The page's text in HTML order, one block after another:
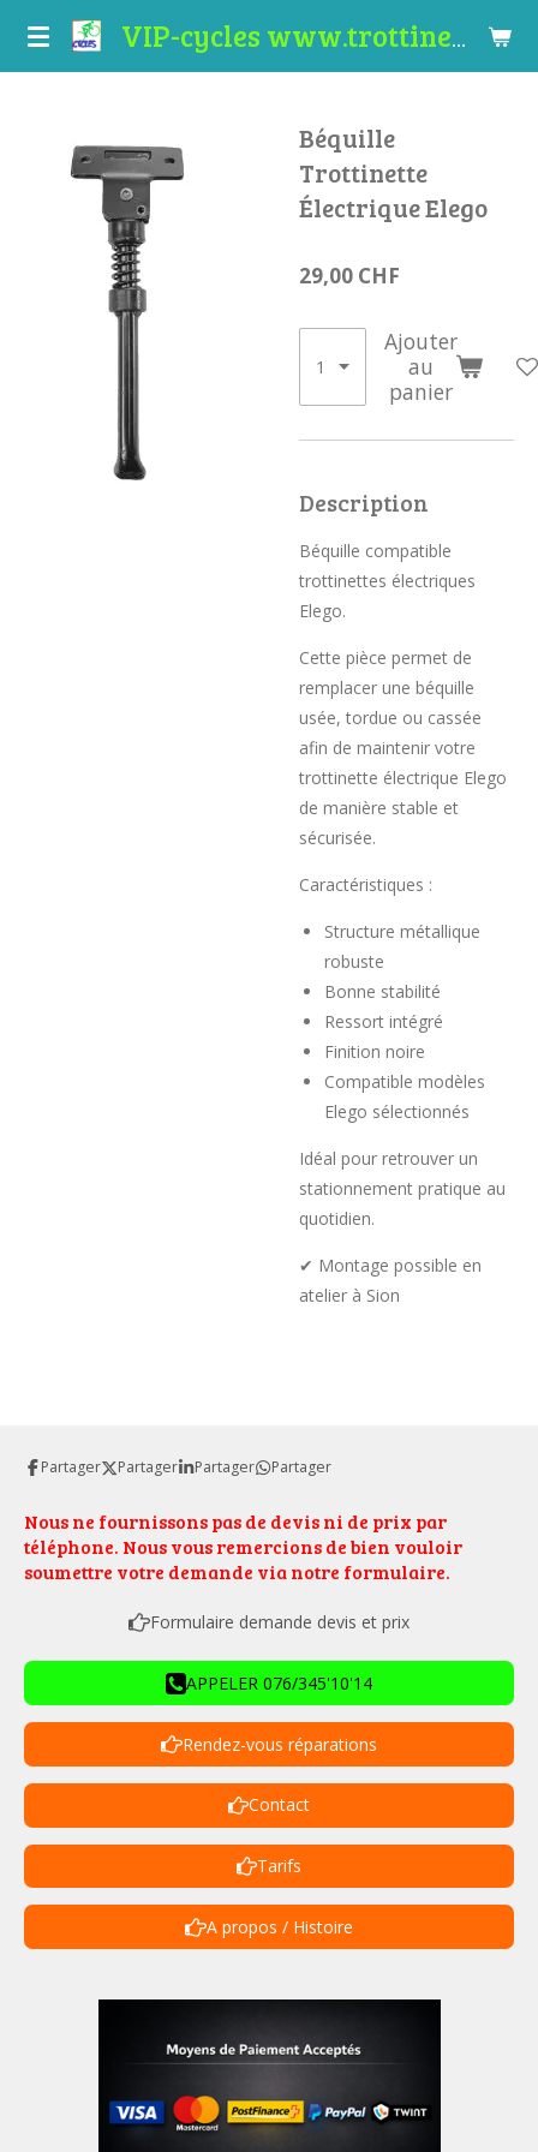
Passer
VIP-cycles www.trottinettes-valais.ch
Béquille
Trottinette
Électrique Elego
29,00 CHF
Ajouter
au
panier
Description
Béquille compatible
trottinettes électriques
Elego.
Cette pièce permet de
remplacer une béquille
usée, tordue ou cassée
afin de maintenir votre
trottinette électrique Elego
de manière stable et
sécurisée.
Caractéristiques :
Structure métallique
robuste
Bonne stabilité
Ressort intégré
Finition noire
Compatible modèles
Elego sélectionnés
Idéal pour retrouver un
stationnement pratique au
quotidien.
✔ Montage possible en
atelier à Sion
Partager Partager Partager Partager
Nous ne fournissons pas de devis ni de prix par
téléphone. Nous vous remercions de bien vouloir
soumettre votre demande via notre formulaire.
Formulaire demande devis et prix
APPELER 076/345'10'14
Rendez-vous réparations
Contact
Tarifs
A propos / Histoire